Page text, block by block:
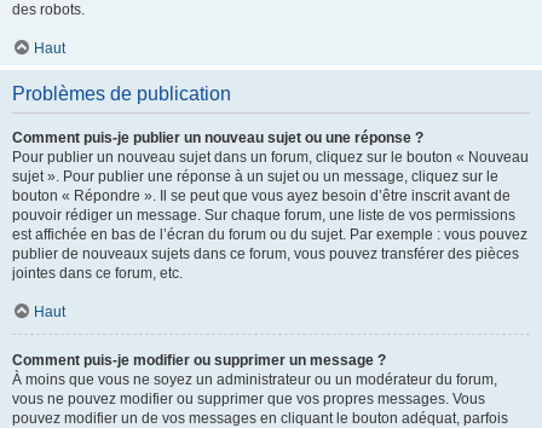
des robots.
Haut
Problèmes de publication
Comment puis-je publier un nouveau sujet ou une réponse ?
Pour publier un nouveau sujet dans un forum, cliquez sur le bouton « Nouveau
sujet ». Pour publier une réponse à un sujet ou un message, cliquez sur le
bouton « Répondre ». Il se peut que vous ayez besoin d’être inscrit avant de
pouvoir rédiger un message. Sur chaque forum, une liste de vos permissions
est affichée en bas de l’écran du forum ou du sujet. Par exemple : vous pouvez
publier de nouveaux sujets dans ce forum, vous pouvez transférer des pièces
jointes dans ce forum, etc.
Haut
Comment puis-je modifier ou supprimer un message ?
À moins que vous ne soyez un administrateur ou un modérateur du forum,
vous ne pouvez modifier ou supprimer que vos propres messages. Vous
pouvez modifier un de vos messages en cliquant le bouton adéquat, parfois